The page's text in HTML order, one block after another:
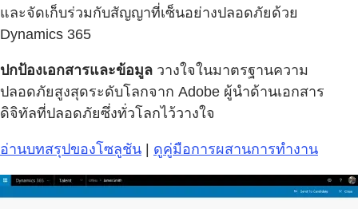
และจัดเก็บร่วมกับสัญญาที่เซ็นอย่างปลอดภัยด้วย
Dynamics 365
ปกป้องเอกสารและข้อมูล วางใจในมาตรฐานความ
ปลอดภัยสูงสุดระดับโลกจาก Adobe ผู้นำด้านเอกสาร
ดิจิทัลที่ปลอดภัยซึ่งทั่วโลกไว้วางใจ
อ่านบทสรุปของโซลูชัน | ดูคู่มือการผสานการทำงาน